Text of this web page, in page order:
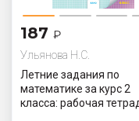
187 ₽
Ульянова Н.С.
Летние задания по
математике за курс 2
класса: рабочая